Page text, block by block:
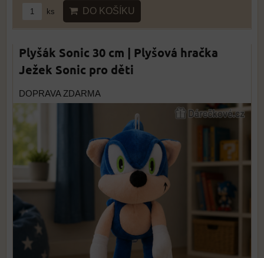
ks DO KOŠÍKU
Plyšák Sonic 30 cm | Plyšová hračka
Ježek Sonic pro děti
DOPRAVA ZDARMA